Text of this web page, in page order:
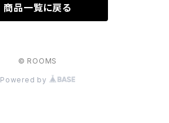
商品一覧に戻る
© ROOMS
Powered by